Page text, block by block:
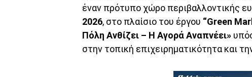
έναν πρότυπο χώρο περιβαλλοντικής
2026, στο πλαίσιο του έργου “Green
Πόλη Ανθίζει – Η Αγορά Αναπνέει»
στην τοπική επιχειρηματικότητα και